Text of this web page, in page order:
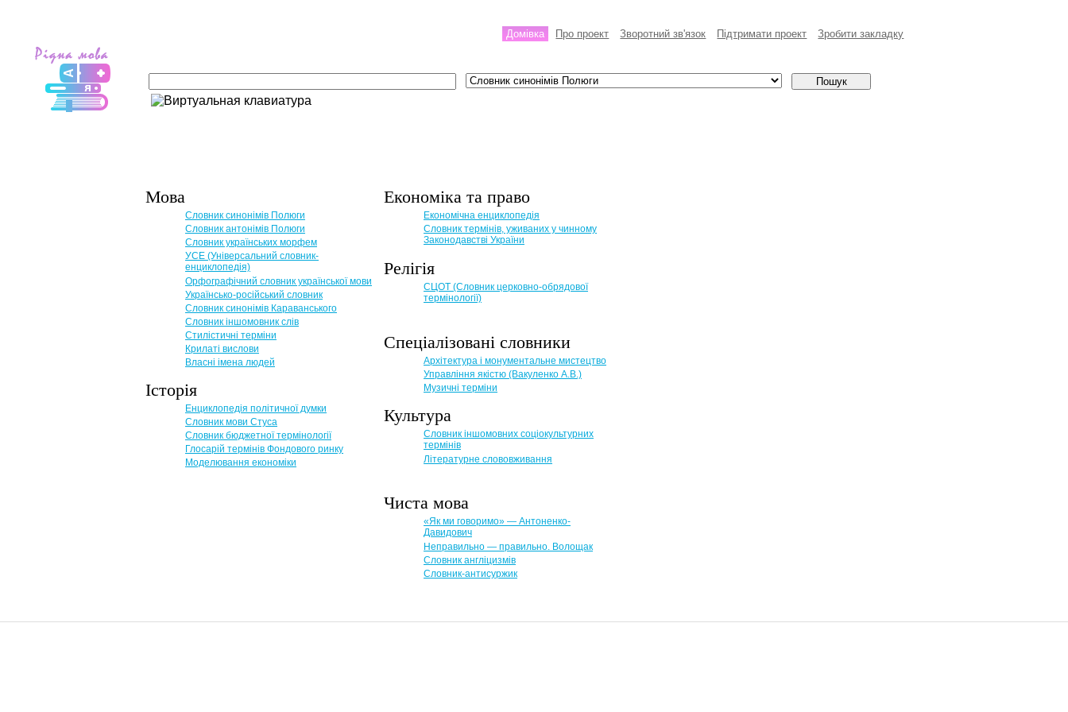
Домівка Про проект Зворотний зв'язок Пiдтримати проект Зробити закладку
Мова
Словник синонімів Полюги
Словник антонімів Полюги
Словник українських морфем
УСЕ (Універсальний словник-
енциклопедія)
Орфографічний словник української мови
Українсько-російський словник
Словник синонімів Караванського
Словник іншомовник слів
Стилістичні терміни
Крилаті вислови
Власні імена людей
Історія
Енциклопедія політичної думки
Словник мови Стуса
Словник бюджетної термінології
Глосарій термінів Фондового ринку
Моделювання економіки
Економіка та право
Eкономічна енциклопедія
Словник термінів, уживаних у чинному
Законодавстві України
Релігія
СЦОТ (Словник церковно-обрядової
термінології)
Спеціалізовані словники
Архітектура і монументальне мистецтво
Управління якістю (Вакуленко А.В.)
Музичні терміни
Культура
Словник іншомовних соціокультурних
термінів
Літературне слововживання
Чиста мова
«Як ми говоримо» — Антоненко-
Давидович
Неправильно — правильно. Волощак
Словник англіцизмів
Словник-антисуржик